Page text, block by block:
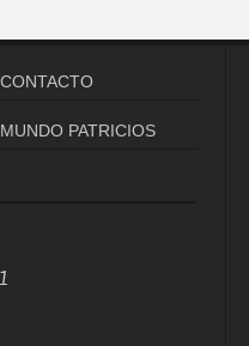
CONTACTO
MUNDO PATRICIOS